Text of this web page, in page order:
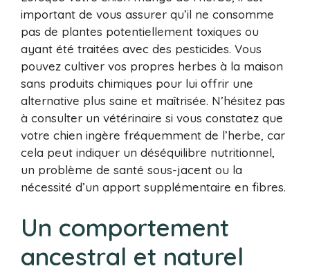
important de vous assurer qu’il ne consomme
pas de plantes potentiellement toxiques ou
ayant été traitées avec des pesticides. Vous
pouvez cultiver vos propres herbes à la maison
sans produits chimiques pour lui offrir une
alternative plus saine et maîtrisée. N’hésitez pas
à consulter un vétérinaire si vous constatez que
votre chien ingère fréquemment de l’herbe, car
cela peut indiquer un déséquilibre nutritionnel,
un problème de santé sous-jacent ou la
nécessité d’un apport supplémentaire en fibres.
Un comportement
ancestral et naturel